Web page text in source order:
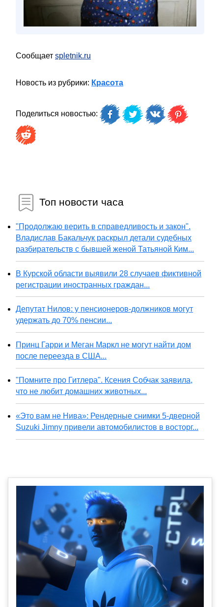
Сообщает spletnik.ru
Новость из рубрики: Красота
Поделиться новостью:
Топ новости часа
"Продолжаю верить в справедливость и закон".
Владислав Бакальчук раскрыл детали судебных
разбирательств с бывшей женой Татьяной Ким...
В Курской области выявили 28 случаев фиктивной
регистрации иностранных граждан...
Депутат Нилов: у пенсионеров-должников могут
удержать до 70% пенсии...
Принц Гарри и Меган Маркл не могут найти дом
после переезда в США...
"Помните про Гитлера". Ксения Собчак заявила,
что не любит домашних животных...
«Это вам не Нива»: Рендерные снимки 5-дверной
Suzuki Jimny привели автомобилистов в восторг...